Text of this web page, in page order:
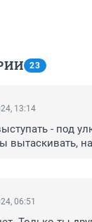
23
13:14
- под
вытаскивать,
06:51